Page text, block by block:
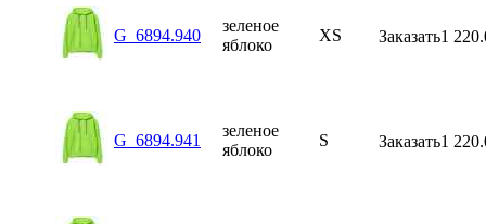
G_6894.940
зеленое
яблоко
XS Заказать1
G_6894.941
зеленое
яблоко
S Заказать1